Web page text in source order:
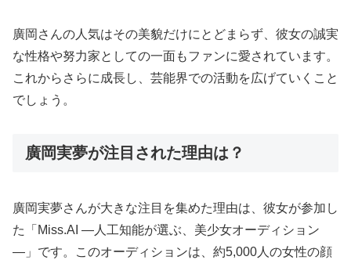
廣岡さんの人気はその美貌だけにとどまらず、彼女の誠実
な性格や努力家としての一面もファンに愛されています。
これからさらに成長し、芸能界での活動を広げていくこと
でしょう。
廣岡実夢が注目された理由は？
廣岡実夢さんが大きな注目を集めた理由は、彼女が参加し
た「Miss.AI ―人工知能が選ぶ、美少女オーディション
―」です。このオーディションは、約5,000人の女性の顔